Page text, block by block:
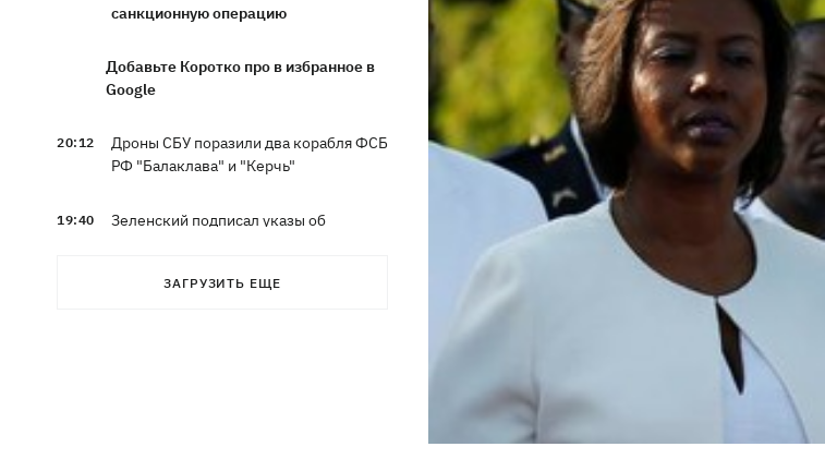
санкционную операцию
Добавьте Коротко про в избранное в
Google
20:12
Дроны СБУ поразили два корабля ФСБ
РФ "Балаклава" и "Керчь"
19:40
Зеленский подписал указы об
ЗАГРУЗИТЬ ЕЩЕ